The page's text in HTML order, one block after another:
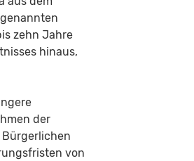
zehn Jahre
hinaus,
der
von